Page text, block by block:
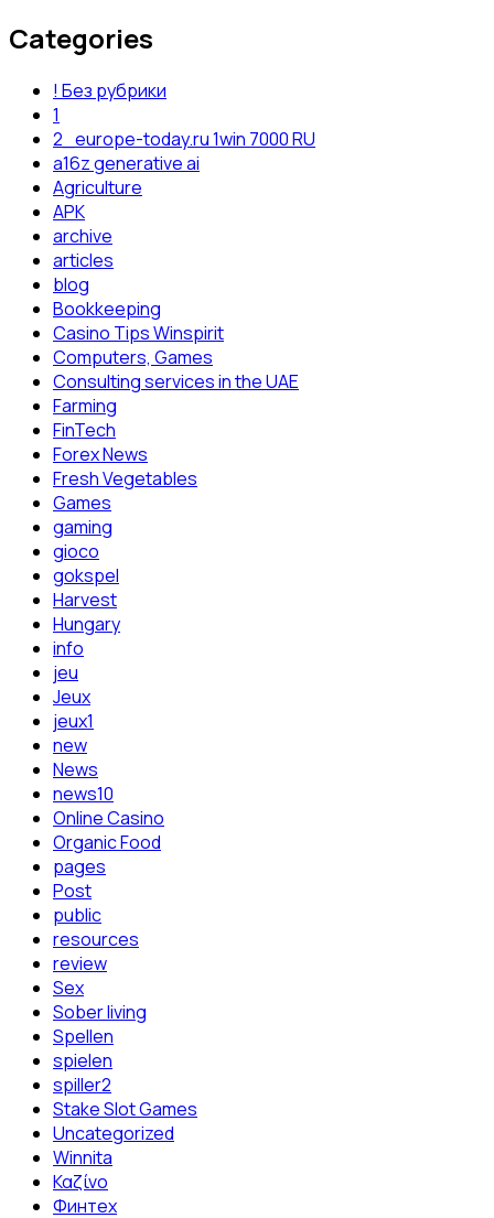
Categories
! Без рубрики
1
2_europe-today.ru 1win 7000 RU
a16z generative ai
Agriculture
APK
archive
articles
blog
Bookkeeping
Casino Tips Winspirit
Computers, Games
Consulting services in the UAE
Farming
FinTech
Forex News
Fresh Vegetables
Games
gaming
gioco
gokspel
Harvest
Hungary
info
jeu
Jeux
jeux1
new
News
news10
Online Casino
Organic Food
pages
Post
public
resources
review
Sex
Sober living
Spellen
spielen
spiller2
Stake Slot Games
Uncategorized
Winnita
Καζίνο
Финтех